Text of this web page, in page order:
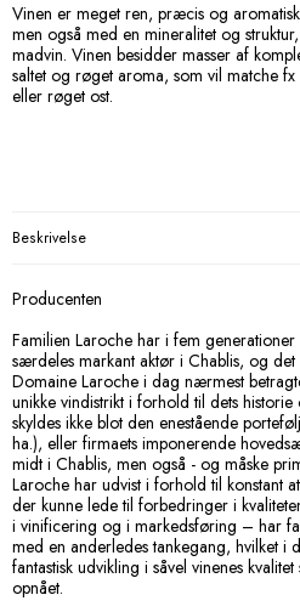
Vinen er meget ren, præcis og
men også med en mineralitet og
madvin. Vinen besidder masser af
saltet og røget aroma, som vil matche
eller røget ost.
Beskrivelse
Producenten
Familien Laroche har i fem
særdeles markant aktør i Chablis, og
Domaine Laroche i dag nærmest
unikke vindistrikt i forhold til dets
skyldes ikke blot den enestående
ha.), eller firmaets imponerende
midt i Chablis, men også - og måske
Laroche har udvist i forhold til konstant
der kunne lede til forbedringer i
i vinificering og i markedsføring – har
med en anderledes tankegang, hvilket i
fantastisk udvikling i såvel vinenes
opnået.